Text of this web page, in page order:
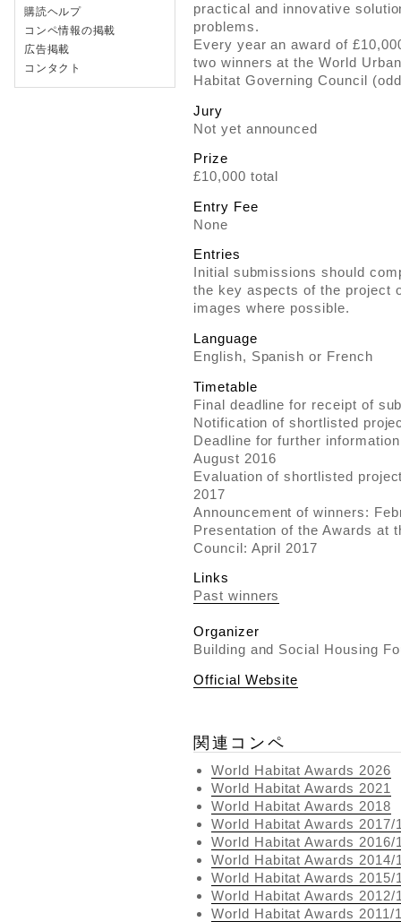
購読ヘルプ
コンペ情報の掲載
広告掲載
コンタクト
practical and innovative
problems.
Every year an award of
two winners at the World
Habitat Governing Council
Jury
Not yet announced
Prize
£10,000 total
Entry Fee
None
Entries
Initial submissions should
the key aspects of the project
images where possible.
Language
English, Spanish or French
Timetable
Final deadline for receipt of
Notification of shortlisted
Deadline for further
August 2016
Evaluation of shortlisted
2017
Announcement of winners:
Presentation of the Awards at
Council: April 2017
Links
Past winners
Organizer
Building and Social Housing
Official Website
関連コンペ
World Habitat Awards 2026
World Habitat Awards 2021
World Habitat Awards 2018
World Habitat Awards 2017/
World Habitat Awards 2016/
World Habitat Awards 2014/
World Habitat Awards 2015/
World Habitat Awards 2012/
World Habitat Awards 2011/